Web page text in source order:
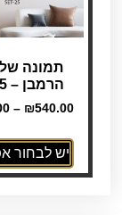
תמונה
הרמבן – SET-25
₪540.00
–
יש לבחור